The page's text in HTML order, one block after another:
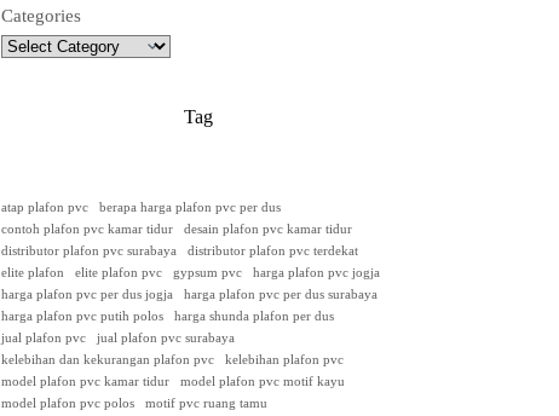
Categories
Tag
atap plafon pvc
berapa harga plafon pvc per dus
contoh plafon pvc kamar tidur
desain plafon pvc kamar tidur
distributor plafon pvc surabaya
distributor plafon pvc terdekat
elite plafon
elite plafon pvc gypsum pvc
harga plafon pvc jogja
harga plafon pvc per dus jogja
harga plafon pvc per dus surabaya
harga plafon pvc putih polos
harga shunda plafon per dus
jual plafon pvc
jual plafon pvc surabaya
kelebihan dan kekurangan plafon pvc
kelebihan plafon pvc
model plafon pvc kamar tidur
model plafon pvc motif kayu
model plafon pvc polos
motif pvc ruang tamu